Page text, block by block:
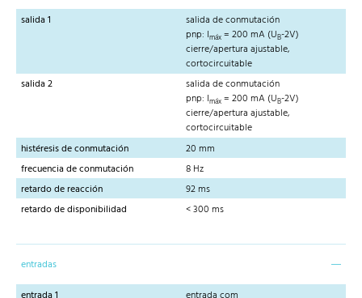
salida 1
salida de conmutación
pnp: Imáx = 200 mA (UB-2V)
cierre/apertura ajustable,
cortocircuitable
salida 2
salida de conmutación
pnp: Imáx = 200 mA (UB-2V)
cierre/apertura ajustable,
cortocircuitable
histéresis de conmutación
20 mm
frecuencia de conmutación
8 Hz
retardo de reacción
92 ms
retardo de disponibilidad
< 300 ms
entradas